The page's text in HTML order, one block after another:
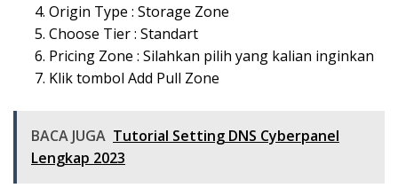
Origin Type : Storage Zone
Choose Tier : Standart
Pricing Zone : Silahkan pilih yang kalian inginkan
Klik tombol Add Pull Zone
BACA JUGA Tutorial Setting DNS Cyberpanel
Lengkap 2023